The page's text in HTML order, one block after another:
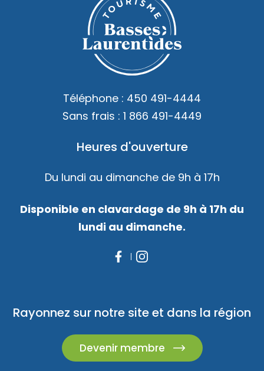
Téléphone : 450 491-4444
Sans frais : 1 866 491-4449
Heures d'ouverture
Du lundi au dimanche de 9h à 17h
Disponible en clavardage de 9h à 17h du
lundi au dimanche.
Rayonnez sur notre site et dans la région
Devenir membre